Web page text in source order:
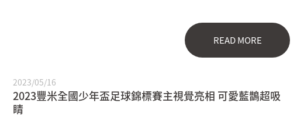
READ MORE
2023/05/16
2023豐米全國少年盃足球錦標賽主視覺亮相 可愛藍鵲超吸
睛